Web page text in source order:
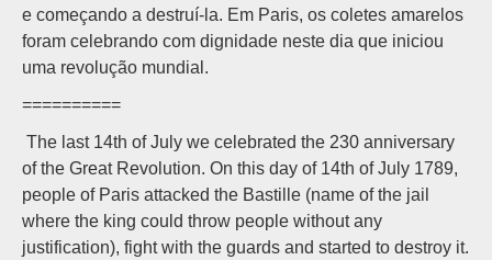
e começando a destruí-la. Em Paris, os coletes amarelos
foram celebrando com dignidade neste dia que iniciou
uma revolução mundial.
==========
The last 14th of July we celebrated the 230 anniversary
of the Great Revolution. On this day of 14th of July 1789,
people of Paris attacked the Bastille (name of the jail
where the king could throw people without any
justification), fight with the guards and started to destroy it.